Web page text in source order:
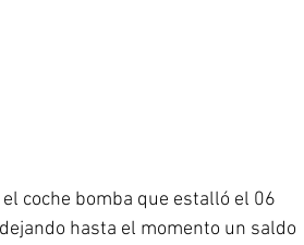
coche bomba que estalló el 06
hasta el momento un saldo